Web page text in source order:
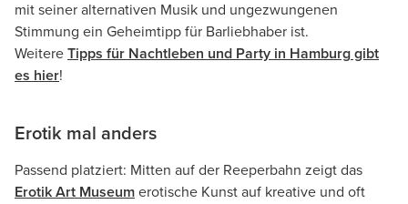
mit seiner alternativen Musik und ungezwungenen
Stimmung ein Geheimtipp für Barliebhaber ist.
Weitere Tipps für Nachtleben und Party in Hamburg gibt
es hier!
Erotik mal anders
Passend platziert: Mitten auf der Reeperbahn zeigt das
Erotik Art Museum erotische Kunst auf kreative und oft